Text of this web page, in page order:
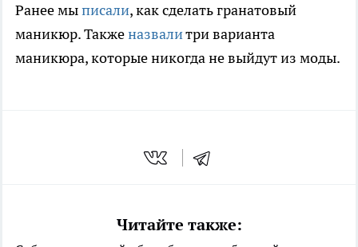
Ранее мыписали, как сделать гранатовый
маникюр. Такженазвалитри варианта
маникюра, которые никогда не выйдут из моды.
Читайте также: